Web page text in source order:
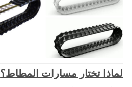
لماذا تختار مسارات المطاط؟